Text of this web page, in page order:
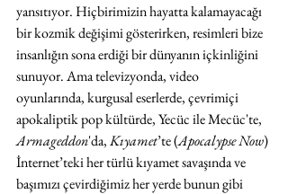
yansıtıyor. Hiçbirimizin hayatta kalamayacağı
bir kozmik değişimi gösterirken, resimleri bize
insanlığın sona erdiği bir dünyanın içkinliğini
sunuyor. Ama televizyonda, video
oyunlarında, kurgusal eserlerde, çevrimiçi
apokaliptik pop kültürde, Yecüc ile Mecüc'te,
Armageddon'da, Kıyamet’te (Apocalypse Now)
İnternet’teki her türlü kıyamet savaşında ve
başımızı çevirdiğimiz her yerde bunun gibi